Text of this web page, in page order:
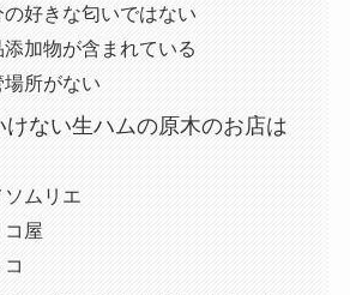
好きな匂いではない
加物が含まれている
所がない
けない生ハムの原木のお店は
ソムリエ
コ屋